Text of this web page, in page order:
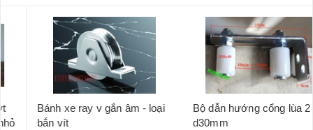
Bánh xe ray v gắn âm - loại
bắn vít
Bộ dẫn hướng cổng lùa 2 lăn
d30mm